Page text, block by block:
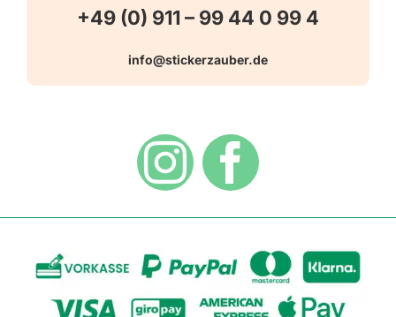
Warn-, Gebots-, Verbots- und
Hinweisaufkleber
Versandarten
Widerrufsbelehrung
AGB
+49 (0) 911 – 99 44 0 99 4
info@stickerzauber.de